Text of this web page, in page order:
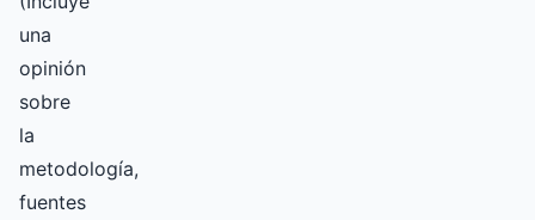
una
opinión
sobre
la
metodología,
fuentes